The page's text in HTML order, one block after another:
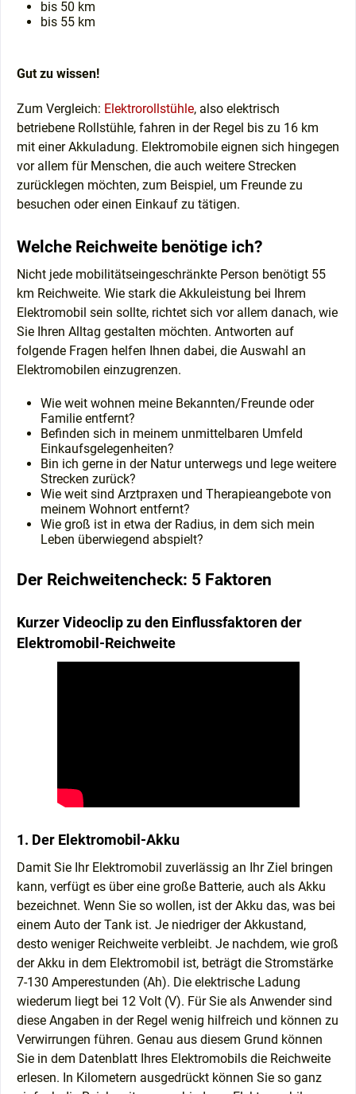
bis 50 km
bis 55 km
Gut zu wissen!
Zum Vergleich: Elektrorollstühle, also elektrisch
betriebene Rollstühle, fahren in der Regel bis zu 16 km
mit einer Akkuladung. Elektromobile eignen sich hingegen
vor allem für Menschen, die auch weitere Strecken
zurücklegen möchten, zum Beispiel, um Freunde zu
besuchen oder einen Einkauf zu tätigen.
Welche Reichweite benötige ich?
Nicht jede mobilitätseingeschränkte Person benötigt 55
km Reichweite. Wie stark die Akkuleistung bei Ihrem
Elektromobil sein sollte, richtet sich vor allem danach, wie
Sie Ihren Alltag gestalten möchten. Antworten auf
folgende Fragen helfen Ihnen dabei, die Auswahl an
Elektromobilen einzugrenzen.
Wie weit wohnen meine Bekannten/Freunde oder
Familie entfernt?
Befinden sich in meinem unmittelbaren Umfeld
Einkaufsgelegenheiten?
Bin ich gerne in der Natur unterwegs und lege weitere
Strecken zurück?
Wie weit sind Arztpraxen und Therapieangebote von
meinem Wohnort entfernt?
Wie groß ist in etwa der Radius, in dem sich mein
Leben überwiegend abspielt?
Der Reichweitencheck: 5 Faktoren
Kurzer Videoclip zu den Einflussfaktoren der
Elektromobil-Reichweite
1. Der Elektromobil-Akku
Damit Sie Ihr Elektromobil zuverlässig an Ihr Ziel bringen
kann, verfügt es über eine große Batterie, auch als Akku
bezeichnet. Wenn Sie so wollen, ist der Akku das, was bei
einem Auto der Tank ist. Je niedriger der Akkustand,
desto weniger Reichweite verbleibt. Je nachdem, wie groß
der Akku in dem Elektromobil ist, beträgt die Stromstärke
7-130 Amperestunden (Ah). Die elektrische Ladung
wiederum liegt bei 12 Volt (V). Für Sie als Anwender sind
diese Angaben in der Regel wenig hilfreich und können zu
Verwirrungen führen. Genau aus diesem Grund können
Sie in dem Datenblatt Ihres Elektromobils die Reichweite
erlesen. In Kilometern ausgedrückt können Sie so ganz